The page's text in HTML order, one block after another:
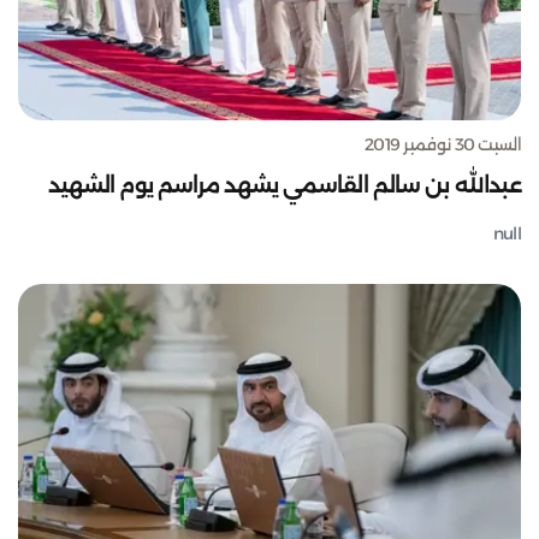
السبت 30 نوفمبر 2019
عبدالله بن سالم القاسمي يشهد مراسم يوم الشهيد
null